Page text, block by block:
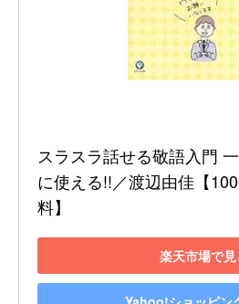
スラスラ話せる敬語入門
に使える!!／渡辺由佳【
料】
楽天市場で見